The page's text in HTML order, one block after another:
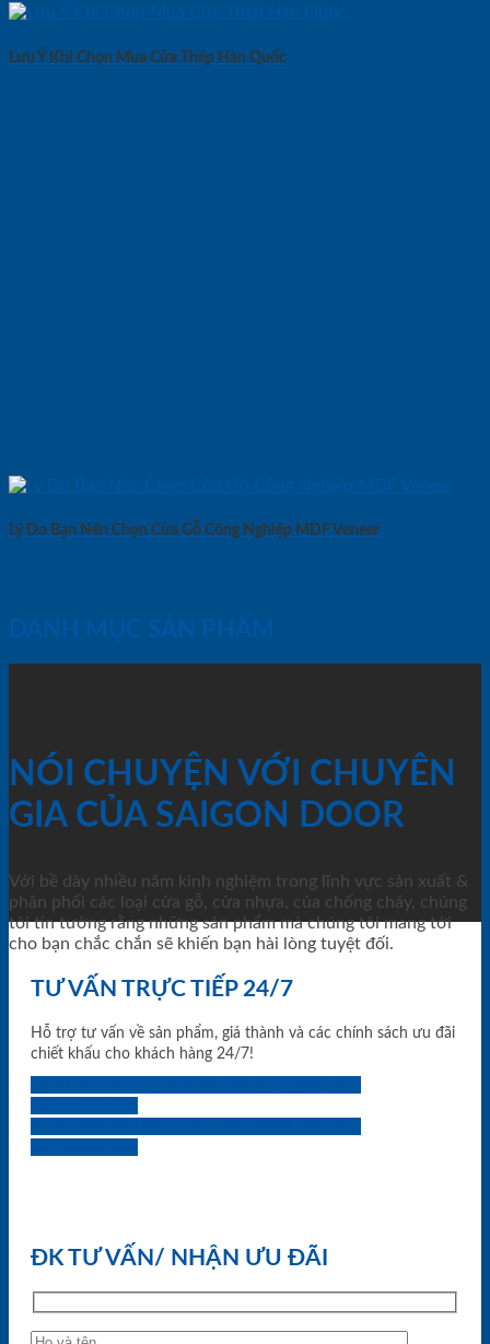
Lưu Ý Khi Chọn Mua Cửa Thép Hàn Quốc
Lý Do Bạn Nên Chọn Cửa Gỗ Công Nghiệp MDF Veneer
DANH MỤC SẢN PHẨM
NÓI CHUYỆN VỚI CHUYÊN
GIA CỦA SAIGON DOOR
Với bề dày nhiều năm kinh nghiệm trong lĩnh vực sản xuất &
phân phối các loại cửa gỗ, cửa nhựa, của chống cháy, chúng
tôi tin tưởng rằng những sản phẩm mà chúng tôi mang tới
cho bạn chắc chắn sẽ khiến bạn hài lòng tuyệt đối.
TƯ VẤN TRỰC TIẾP 24/7
Hỗ trợ tư vấn về sản phẩm, giá thành và các chính sách ưu đãi
chiết khấu cho khách hàng 24/7!
ĐK TƯ VẤN/ NHẬN ƯU ĐÃI